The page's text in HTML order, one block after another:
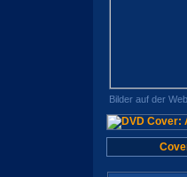
Bilder auf der